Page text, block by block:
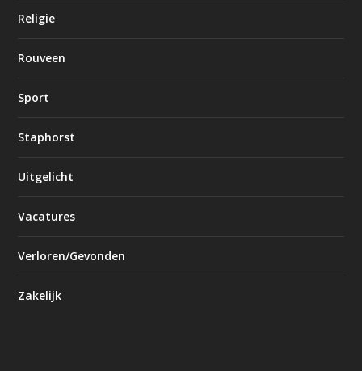
Religie
Rouveen
Sport
Staphorst
Uitgelicht
Vacatures
Verloren/Gevonden
Zakelijk